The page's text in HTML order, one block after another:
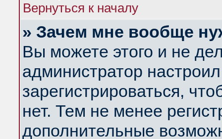
Вернуться к началу
» Зачем мне вообще
Вы можете этого и не
администратор
зарегистрироваться,
нет. Тем не менее
дополнительные